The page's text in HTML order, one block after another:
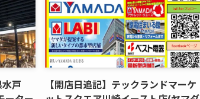
戸
【開店日追記】テックランドマーケ